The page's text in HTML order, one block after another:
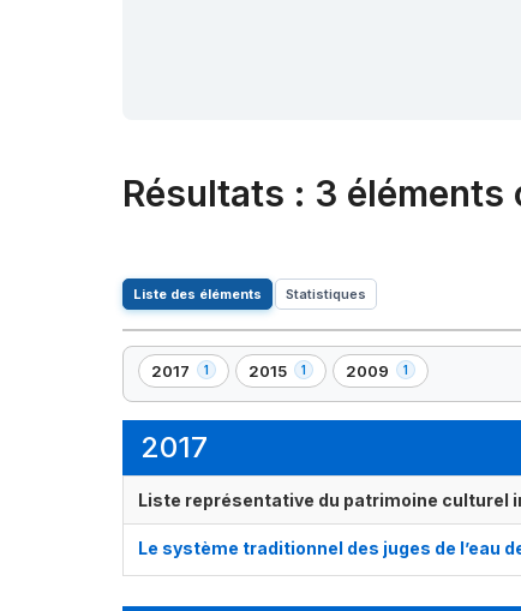
Résultats : 3 éléments
Liste des éléments Statistiques
2017 1
,
1
2015 1
,
1
2009 1
,
1
2017
Liste représentative du patrimoine culturel
Le système traditionnel des juges de l’eau